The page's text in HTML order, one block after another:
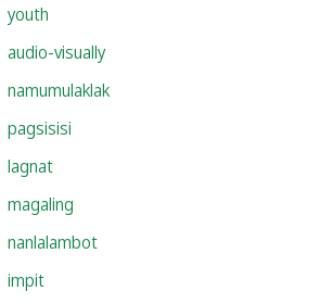
youth
audio-visually
namumulaklak
pagsisisi
lagnat
magaling
nanlalambot
impit